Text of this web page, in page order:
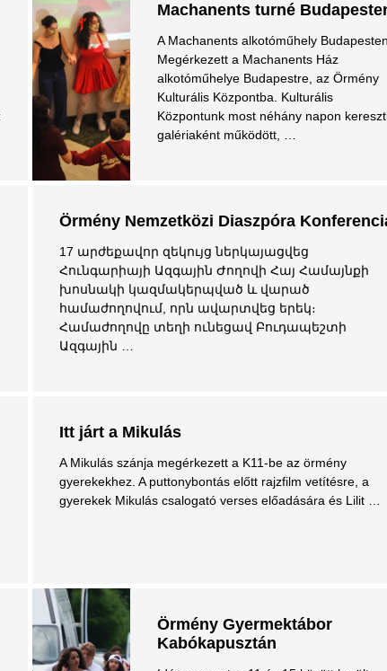
Machanents turné
A Machanents alkotóműhely Budapesten
Megérkezett a Machanents Ház
alkotóműhelye Budapestre, az Örmény
Kulturális Központba. Kulturális
Központunk most néhány napon
galériaként működött, …
Örmény Nemzetközi Diaszpóra
17 արժեքավոր զեկույց ներկայացվեց
Հունգարիայի Ազգային Ժողովի Հայ Համայնքի
խոսնակի կազմակերպված և վարած
համաժողովում, որն ավարտվեց երեկ։
Համաժողովը տեղի ունեցավ Բուդապեշտի
Ազգային …
Itt járt a Mikulás
A Mikulás szánja megérkezett a K11-be az örmény
gyerekekhez. A puttonybontás előtt rajzfilm vetítésre, a
gyerekek Mikulás csalogató verses előadására és Lilit …
Örmény Gyermektábor
Kabókapusztán